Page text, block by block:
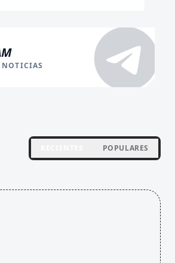
NOTICIAS
POPULARES